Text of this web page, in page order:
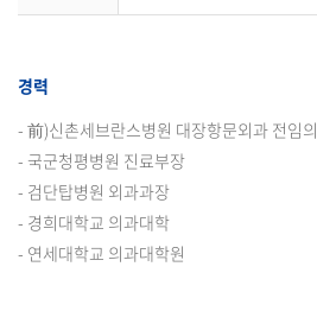
경력
- 前)신촌세브란스병원 대장항문외과 전임의
- 국군청평병원 진료부장
- 검단탑병원 외과과장
- 경희대학교 의과대학
- 연세대학교 의과대학원